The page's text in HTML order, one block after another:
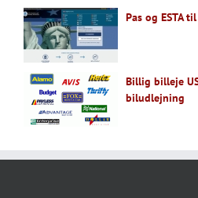
Pas og ESTA til
Billig billeje
biludlejning